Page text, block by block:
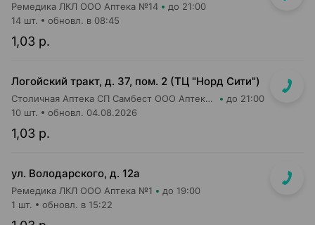
Ремедика ЛКЛ ООО Аптека №14 до 21:00
1,03 р.
14 шт. обновл. в 08:45
Логойский тракт, д. 37, пом. 2 (ТЦ "Норд Сити")
Столичная Аптека СП Самбест ООО Аптека №9 до 21:00
1,03 р.
10 шт. обновл. 04.08.2026
ул. Володарского, д. 12а
Ремедика ЛКЛ ООО Аптека №1 до 19:00
1 шт. обновл. в 15:22